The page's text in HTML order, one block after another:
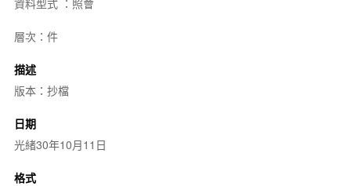
資料型式 ：照會
層次：件
描述
版本：抄檔
日期
光緒30年10月11日
格式